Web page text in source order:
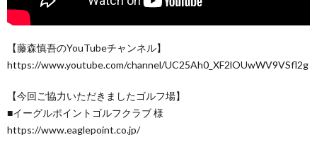
【藤森慎吾のYouTubeチャンネル】
https://www.youtube.com/channel/UC25Ah0_XF2lOUwWV9VSfl2g
【今回ご協力いただきましたゴルフ場】
■イーグルポイントゴルフクラブ 様
https://www.eaglepoint.co.jp/